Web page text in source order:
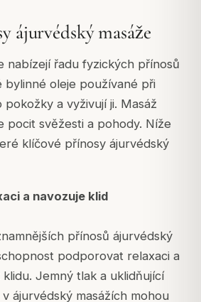
ájurvédský masáže
nabízejí řadu fyzických přínosů
bylinné oleje používané při
pokožky a vyživují ji. Masáž
pocit svěžesti a pohody. Níže
klíčové přínosy ájurvédský
a navozuje klid
přínosů ájurvédský
podporovat relaxaci a
Jemný tlak a uklidňující
ájurvédský masážích mohou